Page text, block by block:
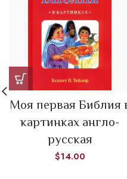
Моя первая Библия
картинках англо-
русская
$14.00